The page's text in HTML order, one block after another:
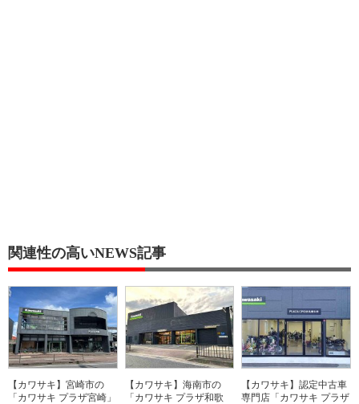
関連性の高いNEWS記事
【カワサキ】宮崎市の
「カワサキ プラザ宮崎」
【カワサキ】海南市の
「カワサキ プラザ和歌
【カワサキ】認定中古車
専門店「カワサキ プラザ